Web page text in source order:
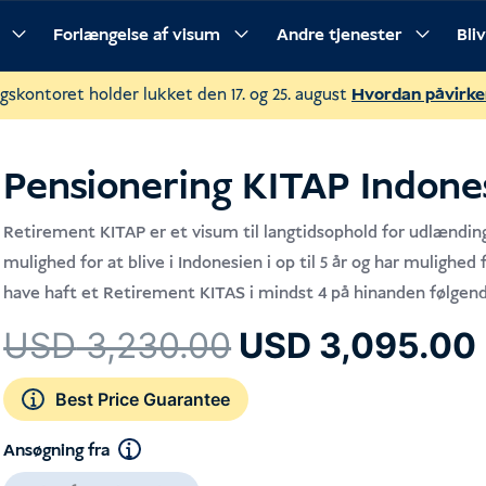
Forlængelse af visum Andre tjenester
holder lukket den 17. og 25. august Hvordan
Ofte stillede spørgsmål
Pensionering KITAP
Retirement KITAP er et visum til langtidsophold for
mulighed for at blive i Indonesien i op til 5 år og har
have haft et Retirement KITAS i mindst 4 på hinanden
USD3,230.00 Den
oprindelige
pris
USD 3,095.00
Best Price Guarantee
Ansøgning fra